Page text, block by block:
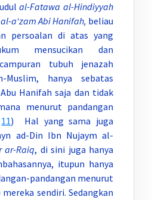
al-Fatawa al-Hindiyyah
a‘zam Abi Hanifah, beliau
persoalan di atas yang
mensucikan dan
tubuh jenazah
hanya sebatas
Hanifah saja dan tidak
menurut pandangan
11) Hal yang sama juga
ad-Din Ibn Nujaym al-
ar-Raiq, di sini juga hanya
itupun hanya
pandangan menurut
sendiri. Sedangkan